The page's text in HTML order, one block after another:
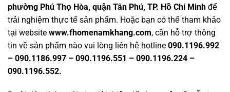
phường Phú Thọ Hòa, quận Tân Phú, TP. Hồ Chí Minh để
trải nghiệm thực tế sản phẩm. Hoặc bạn có thể tham khảo
tại website www.fhomenamkhang.com, cần hỗ trợ thông
tin về sản phẩm nào vui lòng liên hệ hotline 090.1196.992
– 090.1186.997 – 090.1196.551 – 090.1196.224 –
090.1196.552.